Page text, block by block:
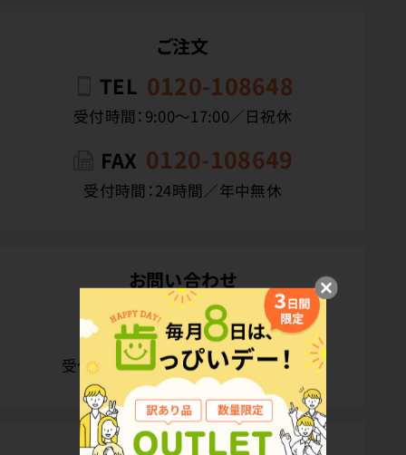
ご注文
TEL 0120-108648
受付時間：9:00〜17:00／日祝休
FAX 0120-108649
受付時間：24時間／年中無休
お問い合わせ
カスタマーサービスデスク
0120-108394
受付時間：10:00〜16:00／土日祝休